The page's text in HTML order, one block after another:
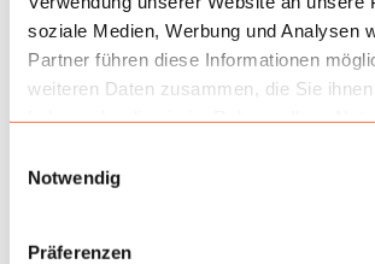
soziale Medien, Werbung und Analysen
Partner führen diese Informationen
weiteren Daten zusammen, die Sie
Notwendig
Präferenzen